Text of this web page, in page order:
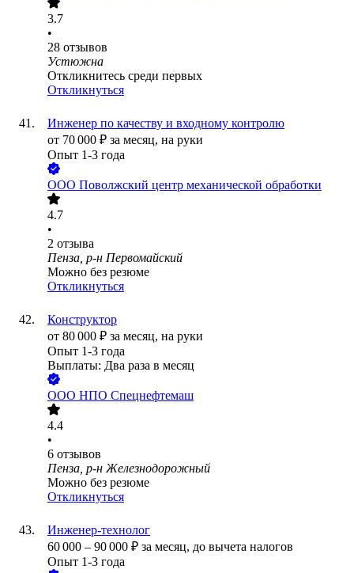
3.7
•
28 отзывов
Устюжна
Откликнитесь среди первых
Откликнуться
Инженер по качеству и входному контролю
от 70 000 ₽ за месяц, на руки
Опыт 1-3 года
ООО Поволжский центр механической обработки
4.7
•
2 отзыва
Пенза, р-н Первомайский
Можно без резюме
Откликнуться
Конструктор
от 80 000 ₽ за месяц, на руки
Опыт 1-3 года
Выплаты: Два раза в месяц
ООО НПО Спецнефтемаш
4.4
•
6 отзывов
Пенза, р-н Железнодорожный
Можно без резюме
Откликнуться
Инженер-технолог
60 000 – 90 000 ₽ за месяц, до вычета налогов
Опыт 1-3 года